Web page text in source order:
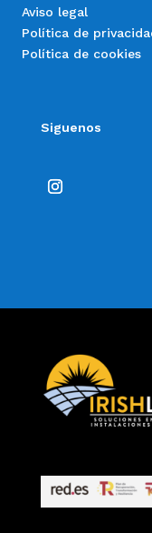
Aviso legal
Política de
Política de cookies
Siguenos